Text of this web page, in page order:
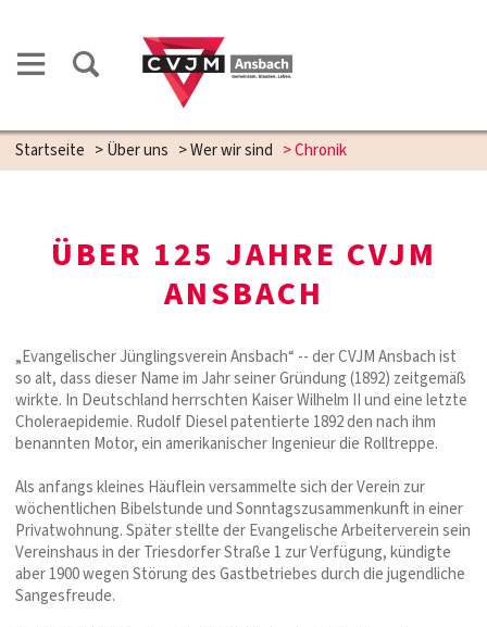
Startseite >Über uns >Wer wir sind >Chronik
ÜBER 125 JAHRE CVJM
ANSBACH
„Evangelischer Jünglingsverein Ansbach“ -- der CVJM Ansbach ist
so alt, dass dieser Name im Jahr seiner Gründung (1892) zeitgemäß
wirkte. In Deutschland herrschten Kaiser Wilhelm II und eine letzte
Choleraepidemie. Rudolf Diesel patentierte 1892 den nach ihm
benannten Motor, ein amerikanischer Ingenieur die Rolltreppe.
Als anfangs kleines Häuflein versammelte sich der Verein zur
wöchentlichen Bibelstunde und Sonntagszusammenkunft in einer
Privatwohnung. Später stellte der Evangelische Arbeiterverein sein
Vereinshaus in der Triesdorfer Straße 1 zur Verfügung, kündigte
aber 1900 wegen Störung des Gastbetriebes durch die jugendliche
Sangesfreude.